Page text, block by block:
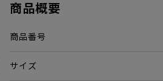
商品概要
商品番号
サイズ